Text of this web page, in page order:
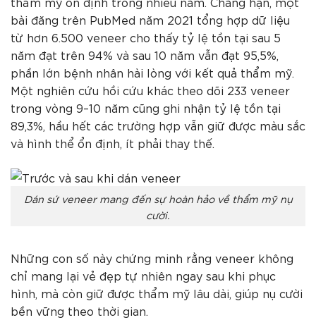
bài đăng trên PubMed năm 2021 tổng hợp dữ liệu
từ hơn 6.500 veneer cho thấy tỷ lệ tồn tại sau 5
năm đạt trên 94% và sau 10 năm vẫn đạt 95,5%,
phần lớn bệnh nhân hài lòng với kết quả thẩm mỹ.
Một nghiên cứu hồi cứu khác theo dõi 233 veneer
trong vòng 9–10 năm cũng ghi nhận tỷ lệ tồn tại
89,3%, hầu hết các trường hợp vẫn giữ được màu sắc
và hình thể ổn định, ít phải thay thế.
Dán sứ veneer mang đến sự hoàn hảo về thẩm mỹ nụ
cười.
Những con số này chứng minh rằng veneer không
chỉ mang lại vẻ đẹp tự nhiên ngay sau khi phục
hình, mà còn giữ được thẩm mỹ lâu dài, giúp nụ cười
bền vững theo thời gian.